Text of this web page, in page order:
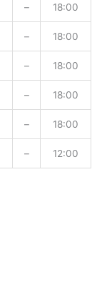
– 18:00
– 18:00
– 18:00
– 18:00
– 18:00
– 12:00